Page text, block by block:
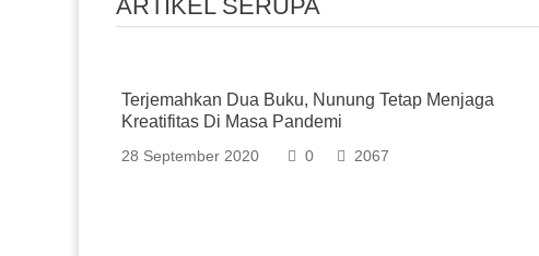
ARTIKEL SERUPA
Terjemahkan Dua Buku, Nunung Tetap Menjaga
Kreatifitas Di Masa Pandemi
28 September 2020 0 2067